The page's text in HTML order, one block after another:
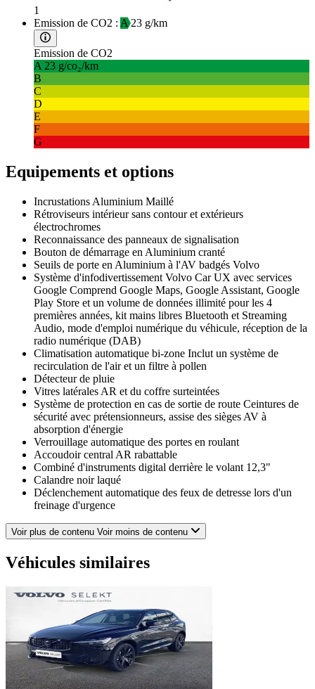
1
Emission de CO2 : A23 g/km
Emission de CO2
A 23 g/co₂/km
B
C
D
E
F
G
Equipements et options
Incrustations Aluminium Maillé
Rétroviseurs intérieur sans contour et extérieurs
électrochromes
Reconnaissance des panneaux de signalisation
Bouton de démarrage en Aluminium cranté
Seuils de porte en Aluminium à l'AV badgés Volvo
Système d'infodivertissement Volvo Car UX avec services
Google Comprend Google Maps, Google Assistant, Google
Play Store et un volume de données illimité pour les 4
premières années, kit mains libres Bluetooth et Streaming
Audio, mode d'emploi numérique du véhicule, réception de la
radio numérique (DAB)
Climatisation automatique bi-zone Inclut un système de
recirculation de l'air et un filtre à pollen
Détecteur de pluie
Vitres latérales AR et du coffre surteintées
Système de protection en cas de sortie de route Ceintures de
sécurité avec prétensionneurs, assise des sièges AV à
absorption d'énergie
Verrouillage automatique des portes en roulant
Accoudoir central AR rabattable
Combiné d'instruments digital derrière le volant 12,3"
Calandre noir laqué
Déclenchement automatique des feux de detresse lors d'un
freinage d'urgence
Câble de recharge Type 2 mode 2 monophasé 8 A
Pack Premium Toit ouvrant panoramique en deux parties avec
pare-soleil électrique, Affichage tête haute couleur, Caméra
avec vision panoramique à 360°
courtoisie, liseuses, éclairage de rangement ARe, boîte à gants
Alerte Distraction Trafic (ou Ready To Drive Notification)
informe le conducteur de porter plus d'attention sur le trafic
Airbags latéraux conducteur et passager (SIPS-BAG)
Rétroviseurs extérieurs rabattables, électriques et chauffants
Airbags conducteur et passager
Ceintures de sécurité à inertie à 3 points d'ancrage tous les
Voir plus de contenu Voir moins de contenu
Véhicules similaires